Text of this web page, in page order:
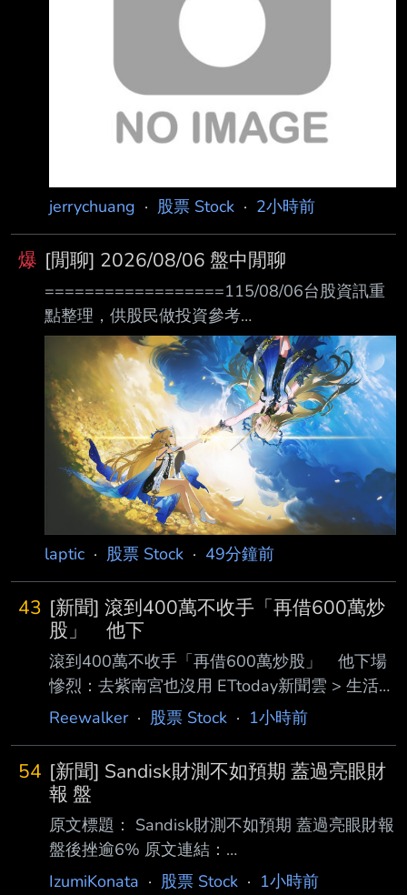
https://news.cnyes.com/news/id/6561431 發布
時間： 請勿張貼超過3天新聞 鉅亨網編譯段智恆
綜合外電 2026-08-06 01:30 記者署名： 鉅亨
網編譯段智恆 綜合外電 2026-08-06
jerrychuang · 股票 Stock · 2小時前
爆 [閒聊] 2026/08/06 盤中閒聊
==================115/08/06台股資訊重
點整理，供股民做投資參考
================= 台 股 44611.60
▲1250.94 (+2.88%) 1兆1441.62億 台指08
44514 ▲1170 (+2.70%) 66,044口 盤
後08 台指期未平倉口數 自營商 +1,311 () 投
信 +84,575 (+2,027) 外資 () 台指選未平倉口數
自營商 (+10,853) 投信 () 外資 +320 () 日經
225 66300.44 ▲23
laptic · 股票 Stock · 49分鐘前
43 [新聞] 滾到400萬不收手「再借600萬炒
股」 他下
滾到400萬不收手「再借600萬炒股」 他下場
慘烈：去紫南宮也沒用 ETtoday新聞雲 > 生活
2026年08月05日 記者劉維榛／綜合報導 炒股
以為股市獲利很容易，竟再申請600萬 元房貸，
湊足千萬元進場，沒想到持股買在高點，如今市
值只剩519萬元，帳面虧損逾506 萬元，讓他崩
潰哀號「常半夜驚醒」。文章曝光後，網友看完
直言，「借錢炒股心態就不 對」；也有人送他
一個字，「貪」。 一名網友在臉書社團「當沖
Reewalker· 股票 Stock · 1小時前
54 [新聞] Sandisk財測不如預期 蓋過亮眼財
報 盤
原文標題： Sandisk財測不如預期 蓋過亮眼財報
盤後挫逾6% 原文連結：
https://news.cnyes.com/news/id/6560358 發布
IzumiKonata · 股票 Stock · 1小時前